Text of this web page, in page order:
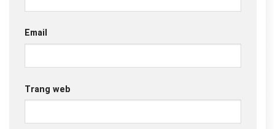
Email
Trang web